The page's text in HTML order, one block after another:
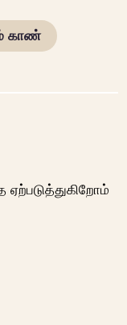
காண்
ஏற்படுத்துகிறோம்